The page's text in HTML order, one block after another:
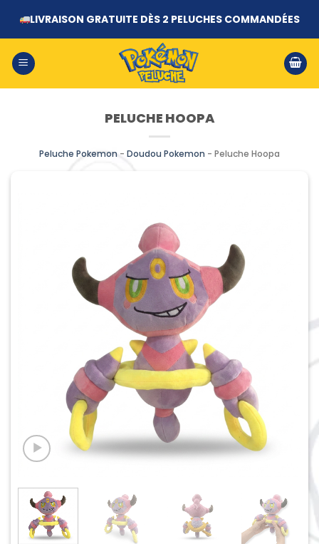
contenu
LIVRAISON GRATUITE DÈS 2 PELUCHES COMMANDÉES
PELUCHE HOOPA
Peluche Pokemon - Doudou Pokemon - Peluche Hoopa